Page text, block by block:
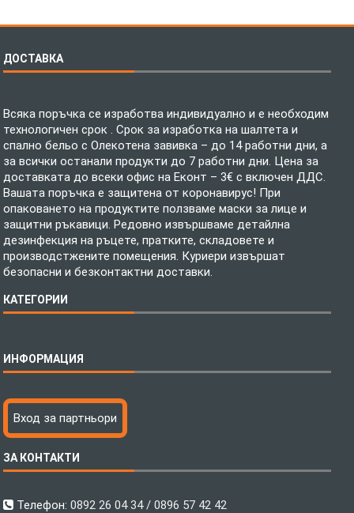
ДОСТАВКА
Всяка поръчка се изработва индивидуално и е необходим
технологичен срок . Срок за изработка на шалтета и
спално бельо с Олекотена завивка – до 14 работни дни, а
за всички останали продукти до 7 работни дни. Цена за
доставката до всеки офис на Еконт – 3€ с включен ДДС.
Вашата поръчка е защитена от коронавирус! При
опаковането на продуктите ползваме маски за лице и
защитни ръкавици. Редовно извършваме детайлна
дезинфекция на ръцете, пратките, складовете и
производстжените помещения. Куриери извършат
безопасни и безконтактни доставки.
КАТЕГОРИИ
Бебешки спални комплекти
Тениски с пълноцветен печат
Хавлиени кърпи
Пончо за водни спортове
Микрофибърни Велурени Кърпи
ИНФОРМАЦИЯ
Технология на печатане
Файлове за печат
Как да поръчам?
С какво сме различни?
Вход за партньори
ЗА КОНТАКТИ
Телефон:0892 26 04 34 / 0896 57 42 42